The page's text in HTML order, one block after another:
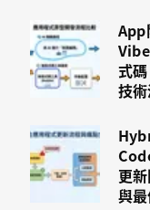
App
式
技
更
與